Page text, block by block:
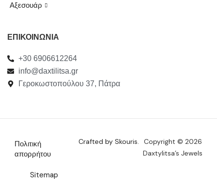
Αξεσουάρ
ΕΠΙΚΟΙΝΩΝΙΑ
+30 6906612264
info@daxtilitsa.gr
Γεροκωστοπούλου 37, Πάτρα
Πολιτική
απορρήτου
Sitemap
Crafted by Skouris.
Copyright © 2026
Daxtylitsa’s Jewels